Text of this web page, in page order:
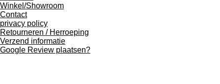
Winkel/Showroom
Contact
privacy policy
Retourneren / Herroeping
Verzend informatie
Google Review plaatsen?